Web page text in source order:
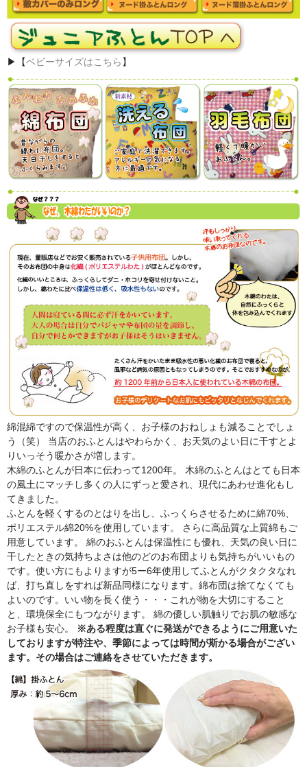
▶【ベビーサイズはこちら 】
綿混綿ですので保温性が高く、お子様のおねしょも減ることでしょ
う（笑） 当店のおふとんはやわらかく、お天気のよい日に干すとよ
りいっそう暖かさが増します。
木綿のふとんが日本に伝わって1200年。 木綿のふとんはとても日本
の風土にマッチし多くの人にずっと愛され、現代にあわせ進化もし
てきました。
ふとんを軽くするのとはりを出し、ふっくらさせるために綿70%、
ポリエステル綿20%を使用しています。 さらに高品質な上質綿もご
用意しています。 綿のおふとんは保温性にも優れ、天気の良い日に
干したときの気持ちよさは他のどのお布団よりも気持ちがいいもの
です。使い方にもよりますが5ー6年使用してふとんがクタクタなれ
ば、打ち直しをすれば新品同様になります。綿布団は捨てなくても
よいのです。いい物を長く使う・・・これが物を大切にすること
と、環境保全にもつながります。 綿の優しい肌触りでお肌の敏感な
お子様も安心。
※ある程度は直ぐに発送ができるようにご用意いた
しておりますが特注や、季節によっては時間が斯かる場合がござい
ます。その場合はご連絡をさせていただきます。